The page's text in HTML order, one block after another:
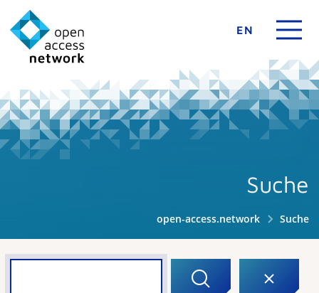
EN
Suche
open-access.network Suche